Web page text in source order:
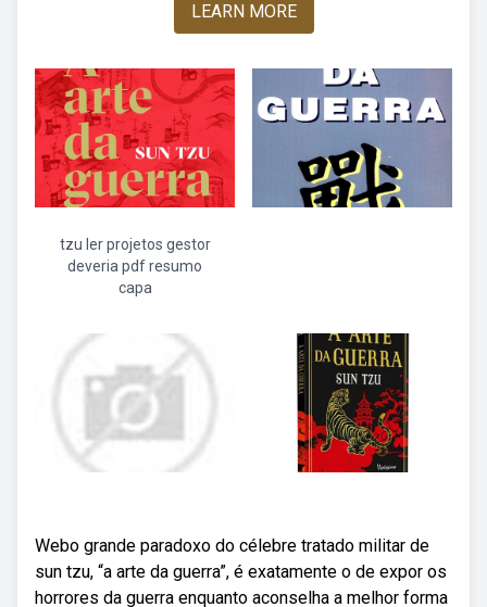
LEARN MORE
tzu ler projetos gestor
deveria pdf resumo
capa
Webo grande paradoxo do célebre tratado militar de
sun tzu, “a arte da guerra”, é exatamente o de expor os
horrores da guerra enquanto aconselha a melhor forma